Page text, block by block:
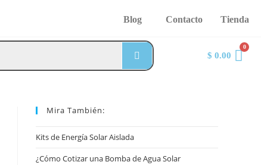
Blog Contacto Tienda
$ 0.00
Mira También:
Kits de Energía Solar Aislada
¿Cómo Cotizar una Bomba de Agua Solar